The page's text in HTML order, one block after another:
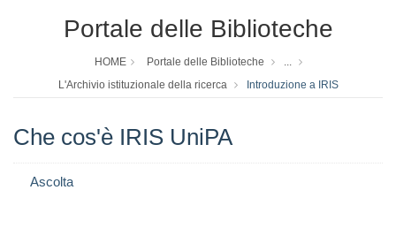
Portale delle Biblioteche
HOME Portale delle Biblioteche
...
L'Archivio istituzionale della ricerca
Introduzione a IRIS
Che cos'è IRIS UniPA
Ascolta